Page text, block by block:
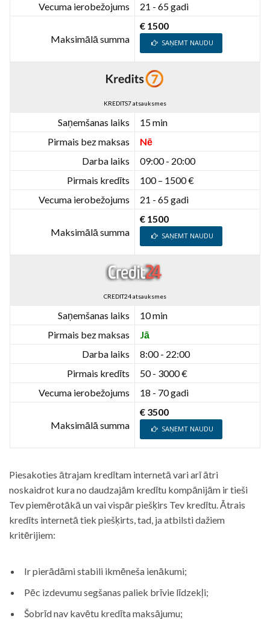
Vecuma ierobežojums
21 - 65 gadi
Maksimālā summa
€ 1500
SAŅEMT NAUDU
KREDITS7 atsauksmes
Saņemšanas laiks
15 min
Pirmais bez maksas
Nē
Darba laiks
09:00 - 20:00
Pirmais kredīts
100 – 1500 €
Vecuma ierobežojums
21 - 65 gadi
Maksimālā summa
€ 1500
SAŅEMT NAUDU
CREDIT24 atsauksmes
Saņemšanas laiks
10 min
Pirmais bez maksas
Jā
Darba laiks
8:00 - 22:00
Pirmais kredīts
50 - 3000 €
Vecuma ierobežojums
18 - 70 gadi
Maksimālā summa
€ 3500
SAŅEMT NAUDU
Piesakoties ātrajam kredītam internetā vari arī ātri
noskaidrot kura no daudzajām kredītu kompānijām ir tieši
Tev piemērotākā un vai vispār piešķirs Tev kredītu. Ātrais
kredīts internetā tiek piešķirts, tad, ja atbilsti dažiem
kritērijiem:
Ir pierādāmi stabili ikmēneša ienākumi;
Pēc izdevumu segšanas paliek brīvie līdzekļi;
Šobrīd nav kavētu kredīta maksājumu;